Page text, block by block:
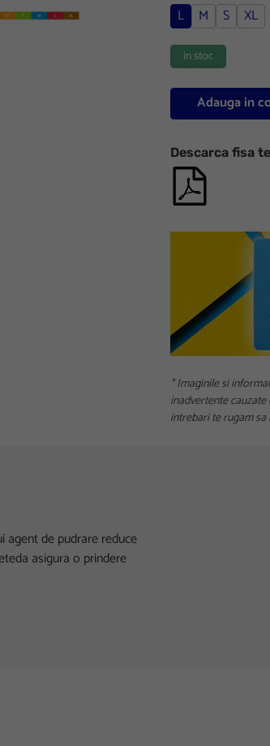
L M S XL
in stoc
Adauga in
Descarca fisa
* Imaginile si
inadvertente
intrebari te rugam sa
agent de pudrare reduce
asigura o prindere